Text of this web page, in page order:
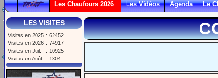
Les Chaufours 2026 Les Vidéos Agenda Le
LES VISITES
Visites en 2025 : 62452
Visites en 2026 : 74917
Visites en Juil.
: 10925
Visites en Août
: 1804